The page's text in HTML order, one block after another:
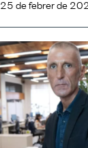
25 de febrer de